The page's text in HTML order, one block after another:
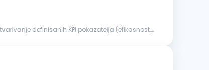
definisanih KPI pokazatelja (efikasnost,